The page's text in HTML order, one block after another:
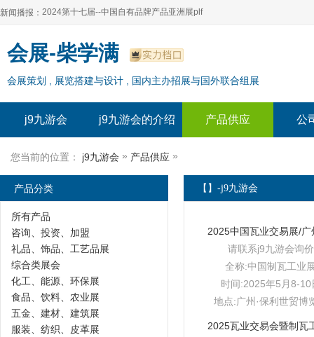
新闻播报：
2024上海自有品牌展--百货展|食品展 零售展|oem展
2024全球自有--品牌产品亚洲展（plf）
2024上海自有品牌展--2024上海oem 贴牌代加工展
2024第十七届--中国自有品牌产品亚洲展plf
2024全球自有--品牌产品亚洲展（plf）
2024年上海--第17届自有品牌展
会展-柴学满
会展策划 , 展览搭建与设计 , 国内主办招展与国外联合组展
j9九游会 j9九游会的介绍 产品供应 公
您当前的位置： j9九游会 » 产品供应 »
【】-j9九游会
请联系j9九游会询价
全称:中国制瓦工业
时间:2025年5月8-10
地点:广州·保利世贸博
产品分类
所有产品
咨询、投资、加盟
礼品、饰品、工艺品展
综合类展会
化工、能源、环保展
食品、饮料、农业展
五金、建材、建筑展
服装、纺织、皮革展